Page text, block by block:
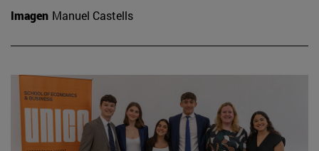
Imagen Manuel Castells